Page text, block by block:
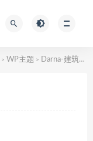
> WP主题 > Darna-建筑与建筑WordPress主题